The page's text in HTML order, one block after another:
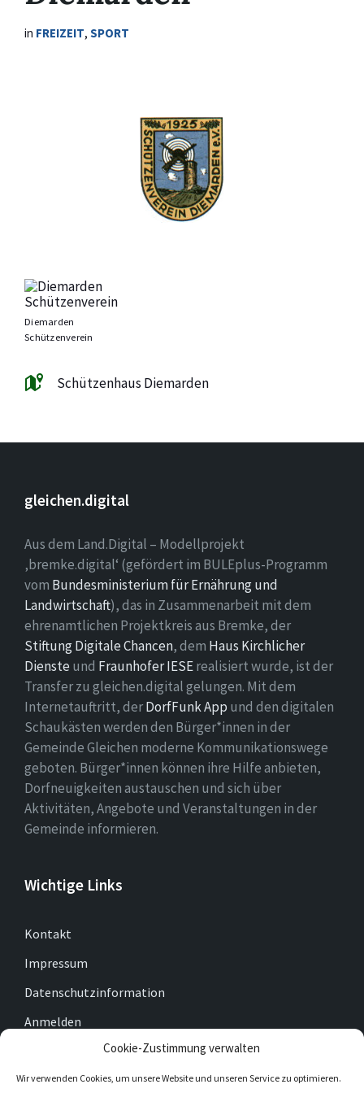
Cookie-Zustimmung verwalten
Wir verwenden Cookies, um unsere Website und unseren Service zu optimieren.
in FREIZEIT, SPORT
Diemarden
Schützenverein
Schützenhaus Diemarden
gleichen.digital
Aus dem Land.Digital – Modellprojekt
‚bremke.digital‘ (gefördert im BULEplus-Programm
vom Bundesministerium für Ernährung und
Landwirtschaft), das in Zusammenarbeit mit dem
ehrenamtlichen Projektkreis aus Bremke, der
Stiftung Digitale Chancen, dem Haus Kirchlicher
Dienste und Fraunhofer IESErealisiert wurde, ist der
Transfer zu gleichen.digital gelungen. Mit dem
Internetauftritt, derDorfFunk App und den digitalen
Schaukästen werden den Bürger*innen in der
Gemeinde Gleichen moderne Kommunikationswege
geboten. Bürger*innen können ihre Hilfe anbieten,
Dorfneuigkeiten austauschen und sich über
Aktivitäten, Angebote und Veranstaltungen in der
Gemeinde informieren.
Wichtige Links
Kontakt
Impressum
Datenschutzinformation
Anmelden
Cookie-Richtlinie (EU)